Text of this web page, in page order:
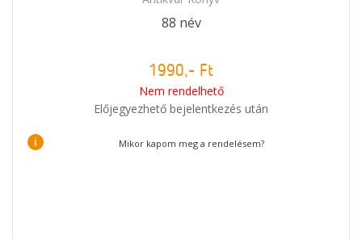
88 név
1990,- Ft
Nem rendelhető
Előjegyezhető bejelentkezés után
i Mikor kapom meg a rendelésem?